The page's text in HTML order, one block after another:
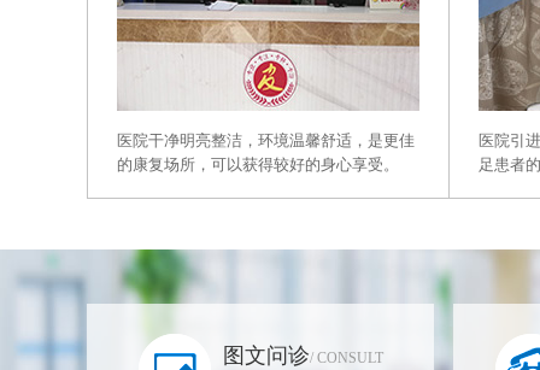
医院干净明亮整洁，环境温馨舒适，是更佳
的康复场所，可以获得较好的身心享受。
医院引
足患者
图文问诊/ CONSULT